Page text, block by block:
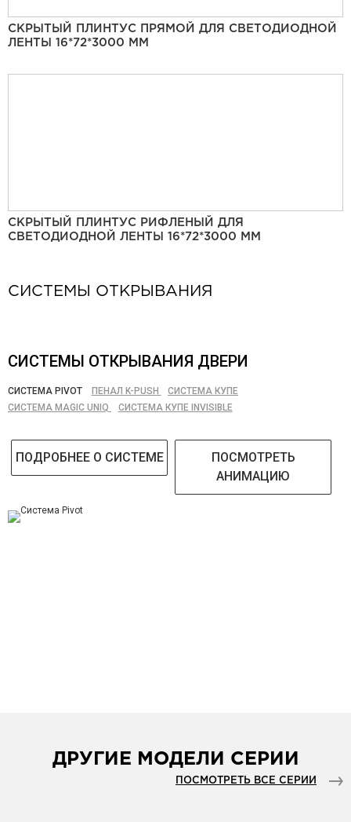
СКРЫТЫЙ ПЛИНТУС ПРЯМОЙ ДЛЯ СВЕТОДИОДНОЙ
ЛЕНТЫ 16*72*3000 ММ
СКРЫТЫЙ ПЛИНТУС РИФЛЕНЫЙ ДЛЯ
СВЕТОДИОДНОЙ ЛЕНТЫ 16*72*3000 ММ
СИСТЕМЫ ОТКРЫВАНИЯ
СИСТЕМЫ ОТКРЫВАНИЯ ДВЕРИ
СИСТЕМА PIVOT ПЕНАЛ K-PUSH
СИСТЕМА КУПЕ
СИСТЕМА MAGIC UNIQ
СИСТЕМА КУПЕ INVISIBLE
ПОДРОБНЕЕ О СИСТЕМЕ
ПОСМОТРЕТЬ
АНИМАЦИЮ
ДРУГИЕ МОДЕЛИ СЕРИИ
ПОСМОТРЕТЬ ВСЕ СЕРИИ